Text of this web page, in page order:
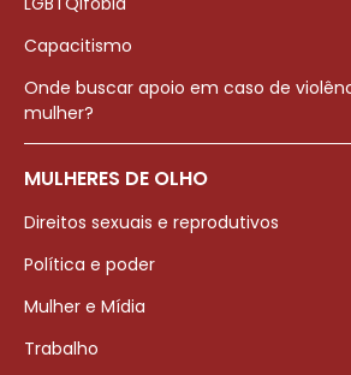
Capacitismo
Onde buscar apoio em caso de
mulher?
MULHERES DE OLHO
Direitos sexuais e reprodutivos
Política e poder
Mulher e Mídia
Trabalho